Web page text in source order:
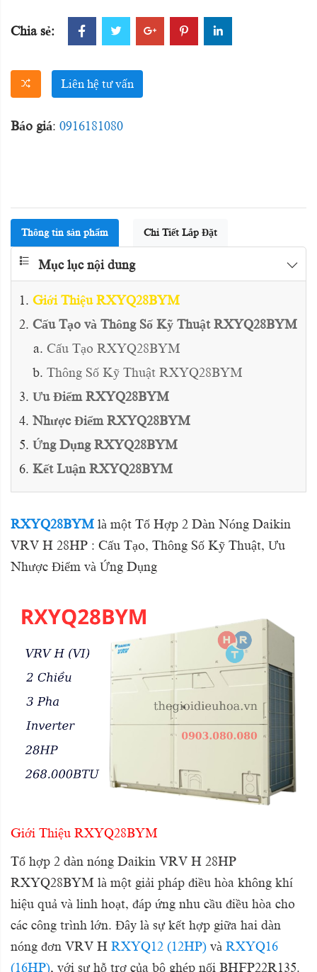
Chia sẻ:
Liên hệ tư vấn
Báo giá: 0916181080
Thông tin sản phẩm Chi Tiết Lắp Đặt
Mục lục nội dung
Giới Thiệu RXYQ28BYM
Cấu Tạo và Thông Số Kỹ Thuật RXYQ28BYM
Cấu Tạo RXYQ28BYM
Thông Số Kỹ Thuật RXYQ28BYM
Ưu Điểm RXYQ28BYM
Nhược Điểm RXYQ28BYM
Ứng Dụng RXYQ28BYM
Kết Luận RXYQ28BYM
RXYQ28BYM là một Tổ Hợp 2 Dàn Nóng Daikin
VRV H 28HP : Cấu Tạo, Thông Số Kỹ Thuật, Ưu
Nhược Điểm và Ứng Dụng
Giới Thiệu RXYQ28BYM
Tổ hợp 2 dàn nóng Daikin VRV H 28HP
RXYQ28BYM là một giải pháp điều hòa không khí
hiệu quả và linh hoạt, đáp ứng nhu cầu điều hòa cho
các công trình lớn. Đây là sự kết hợp giữa hai dàn
nóng đơn VRV H RXYQ12 (12HP) và RXYQ16
(16HP), với sự hỗ trợ của bộ ghép nối BHFP22R135.